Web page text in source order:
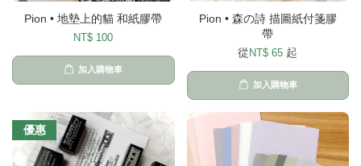
Pion • 地墊上的貓 和紙膠帶
NT$ 100
加入購物車
Pion • 森の詩 描圖紙付箋膠
帶
從 NT$ 65 起
加入購物車
優惠